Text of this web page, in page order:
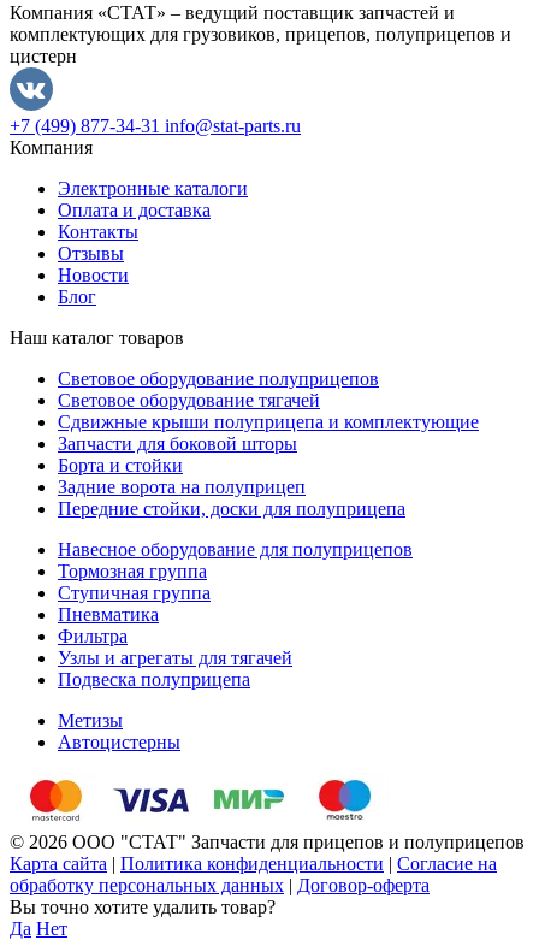
Компания «СТАТ» – ведущий поставщик запчастей и
комплектующих для грузовиков, прицепов, полуприцепов и
цистерн
+7 (499) 877-34-31 info@stat-parts.ru
Компания
Электронные каталоги
Оплата и доставка
Контакты
Отзывы
Новости
Блог
Наш каталог товаров
Световое оборудование полуприцепов
Световое оборудование тягачей
Сдвижные крыши полуприцепа и комплектующие
Запчасти для боковой шторы
Борта и стойки
Задние ворота на полуприцеп
Передние стойки, доски для полуприцепа
Навесное оборудование для полуприцепов
Тормозная группа
Ступичная группа
Пневматика
Фильтра
Узлы и агрегаты для тягачей
Подвеска полуприцепа
Метизы
Автоцистерны
© 2026 ООО "СТАТ" Запчасти для прицепов и полуприцепов
Карта сайта | Политика конфиденциальности | Согласие на
обработку персональных данных | Договор-оферта
Вы точно хотите удалить товар?
Да Нет